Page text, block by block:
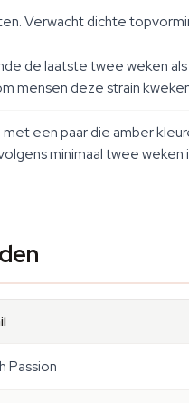
Verwacht dichte
de laatste twee weken
mensen deze strain
een paar die amber
minimaal twee
Passion